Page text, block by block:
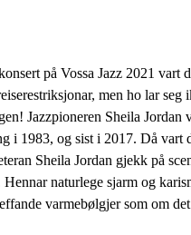
på Vossa Jazz 2021 vart
men ho lar seg
Jazzpioneren Sheila Jordan
i 1983, og sist i 2017. Då vart
Sheila Jordan gjekk på
naturlege sjarm og
varmebølgjer som om